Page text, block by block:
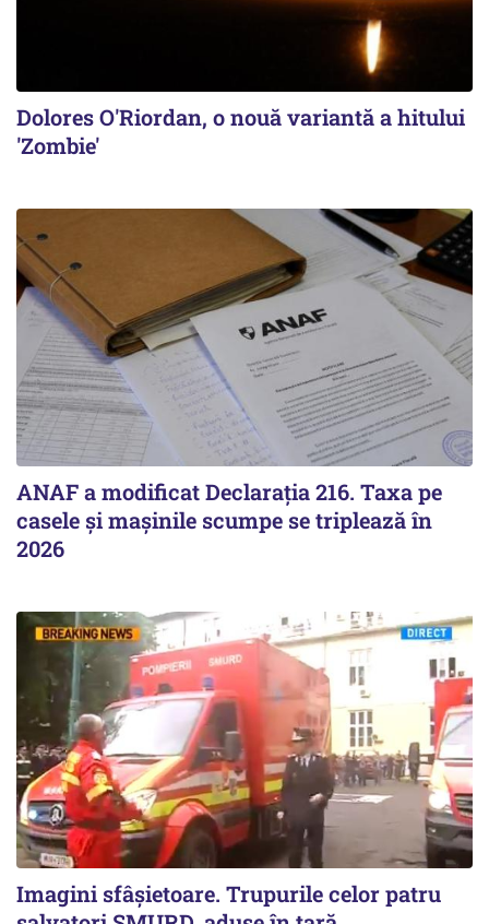
Dolores O'Riordan, o nouă variantă a hitului
'Zombie'
ANAF a modificat Declarația 216. Taxa pe
casele și mașinile scumpe se triplează în
2026
Imagini sfâșietoare. Trupurile celor patru